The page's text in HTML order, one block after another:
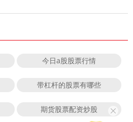
今日a股股票行情
带杠杆的股票有哪些
期货股票配资炒股